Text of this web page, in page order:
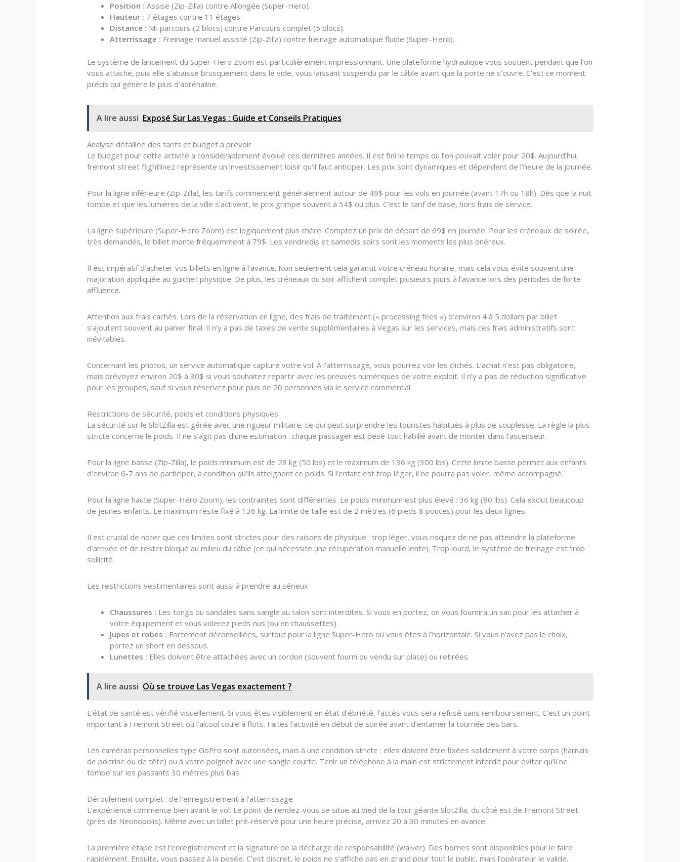
Position : Assise (Zip-Zilla) contre Allongée (Super-Hero).
Hauteur : 7 étages contre 11 étages.
Distance : Mi-parcours (2 blocs) contre Parcours complet (5 blocs).
Atterrissage : Freinage manuel assisté (Zip-Zilla) contre freinage automatique fluide (Super-Hero).
Le système de lancement du Super-Hero Zoom est particulièrement impressionnant. Une plateforme hydraulique vous soutient pendant que l’on
vous attache, puis elle s’abaisse brusquement dans le vide, vous laissant suspendu par le câble avant que la porte ne s’ouvre. C’est ce moment
précis qui génère le plus d’adrénaline.
A lire aussi Exposé Sur Las Vegas : Guide et Conseils Pratiques
Analyse détaillée des tarifs et budget à prévoir
Le budget pour cette activité a considérablement évolué ces dernières années. Il est fini le temps où l’on pouvait voler pour 20$. Aujourd’hui,
fremont street flightlinez représente un investissement loisir qu’il faut anticiper. Les prix sont dynamiques et dépendent de l’heure de la journée.
Pour la ligne inférieure (Zip-Zilla), les tarifs commencent généralement autour de 49$ pour les vols en journée (avant 17h ou 18h). Dès que la nuit
tombe et que les lumières de la ville s’activent, le prix grimpe souvent à 54$ ou plus. C’est le tarif de base, hors frais de service.
La ligne supérieure (Super-Hero Zoom) est logiquement plus chère. Comptez un prix de départ de 69$ en journée. Pour les créneaux de soirée,
très demandés, le billet monte fréquemment à 79$. Les vendredis et samedis soirs sont les moments les plus onéreux.
Il est impératif d’acheter vos billets en ligne à l’avance. Non seulement cela garantit votre créneau horaire, mais cela vous évite souvent une
majoration appliquée au guichet physique. De plus, les créneaux du soir affichent complet plusieurs jours à l’avance lors des périodes de forte
affluence.
Attention aux frais cachés. Lors de la réservation en ligne, des frais de traitement (« processing fees ») d’environ 4 à 5 dollars par billet
s’ajoutent souvent au panier final. Il n’y a pas de taxes de vente supplémentaires à Vegas sur les services, mais ces frais administratifs sont
inévitables.
Concernant les photos, un service automatique capture votre vol. À l’atterrissage, vous pourrez voir les clichés. L’achat n’est pas obligatoire,
mais prévoyez environ 20$ à 30$ si vous souhaitez repartir avec les preuves numériques de votre exploit. Il n’y a pas de réduction significative
pour les groupes, sauf si vous réservez pour plus de 20 personnes via le service commercial.
Restrictions de sécurité, poids et conditions physiques
La sécurité sur le SlotZilla est gérée avec une rigueur militaire, ce qui peut surprendre les touristes habitués à plus de souplesse. La règle la plus
stricte concerne le poids. Il ne s’agit pas d’une estimation : chaque passager est pesé tout habillé avant de monter dans l’ascenseur.
Pour la ligne basse (Zip-Zilla), le poids minimum est de 23 kg (50 lbs) et le maximum de 136 kg (300 lbs). Cette limite basse permet aux enfants
d’environ 6-7 ans de participer, à condition qu’ils atteignent ce poids. Si l’enfant est trop léger, il ne pourra pas voler, même accompagné.
Pour la ligne haute (Super-Hero Zoom), les contraintes sont différentes. Le poids minimum est plus élevé : 36 kg (80 lbs). Cela exclut beaucoup
de jeunes enfants. Le maximum reste fixé à 136 kg. La limite de taille est de 2 mètres (6 pieds 8 pouces) pour les deux lignes.
Il est crucial de noter que ces limites sont strictes pour des raisons de physique : trop léger, vous risquez de ne pas atteindre la plateforme
d’arrivée et de rester bloqué au milieu du câble (ce qui nécessite une récupération manuelle lente). Trop lourd, le système de freinage est trop
sollicité.
Les restrictions vestimentaires sont aussi à prendre au sérieux :
Chaussures : Les tongs ou sandales sans sangle au talon sont interdites. Si vous en portez, on vous fournira un sac pour les attacher à
votre équipement et vous volerez pieds nus (ou en chaussettes).
Jupes et robes : Fortement déconseillées, surtout pour la ligne Super-Hero où vous êtes à l’horizontale. Si vous n’avez pas le choix,
portez un short en dessous.
Lunettes : Elles doivent être attachées avec un cordon (souvent fourni ou vendu sur place) ou retirées.
A lire aussi Où se trouve Las Vegas exactement ?
L’état de santé est vérifié visuellement. Si vous êtes visiblement en état d’ébriété, l’accès vous sera refusé sans remboursement. C’est un point
important à Fremont Street où l’alcool coule à flots. Faites l’activité en début de soirée avant d’entamer la tournée des bars.
Les caméras personnelles type GoPro sont autorisées, mais à une condition stricte : elles doivent être fixées solidement à votre corps (harnais
de poitrine ou de tête) ou à votre poignet avec une sangle courte. Tenir un téléphone à la main est strictement interdit pour éviter qu’il ne
tombe sur les passants 30 mètres plus bas.
Déroulement complet : de l’enregistrement à l’atterrissage
L’expérience commence bien avant le vol. Le point de rendez-vous se situe au pied de la tour géante SlotZilla, du côté est de Fremont Street
(près de Neonopolis). Même avec un billet pré-réservé pour une heure précise, arrivez 20 à 30 minutes en avance.
La première étape est l’enregistrement et la signature de la décharge de responsabilité (waiver). Des bornes sont disponibles pour le faire
rapidement. Ensuite, vous passez à la pesée. C’est discret, le poids ne s’affiche pas en grand pour tout le public, mais l’opérateur le valide.